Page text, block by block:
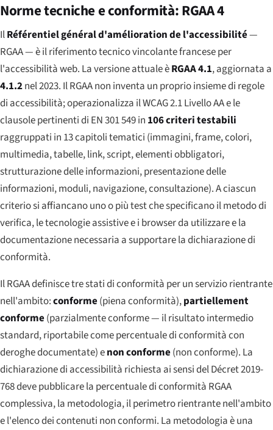
Norme tecniche e conformità: RGAA 4
IlRéférentiel général d'amélioration de l'accessibilité—
RGAA — è il riferimento tecnico vincolante francese per
l'accessibilità web. La versione attuale èRGAA 4.1, aggiornata a
4.1.2nel 2023. Il RGAA non inventa un proprio insieme di regole
di accessibilità; operazionalizza il WCAG 2.1 Livello AA e le
clausole pertinenti di EN 301 549 in 106 criteri testabili
raggruppati in 13 capitoli tematici (immagini, frame, colori,
multimedia, tabelle, link, script, elementi obbligatori,
strutturazione delle informazioni, presentazione delle
informazioni, moduli, navigazione, consultazione). A ciascun
criterio si affiancano uno o piùtestche specificano il metodo di
verifica, le tecnologie assistive e i browser da utilizzare e la
documentazione necessaria a supportare la dichiarazione di
conformità.
Il RGAA definisce tre stati di conformità per un servizio rientrante
nell'ambito:conforme(piena conformità),partiellement
conforme(parzialmente conforme — il risultato intermedio
standard, riportabile come percentuale di conformità con
deroghe documentate) enon conforme(non conforme). La
dichiarazione di accessibilità richiesta ai sensi del Décret 2019-
768 deve pubblicare la percentuale di conformità RGAA
complessiva, la metodologia, il perimetro rientrante nell'ambito
e l'elenco dei contenuti non conformi. La metodologia è una